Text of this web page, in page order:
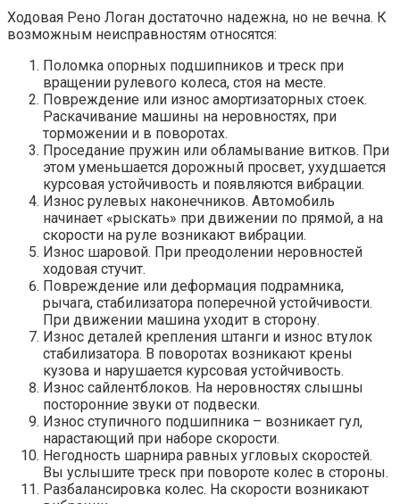
Ходовая Рено Логан достаточно надежна, но не вечна. К
возможным неисправностям относятся:
Поломка опорных подшипников и треск при
вращении рулевого колеса, стоя на месте.
Повреждение или износ амортизаторных стоек.
Раскачивание машины на неровностях, при
торможении и в поворотах.
Проседание пружин или обламывание витков. При
этом уменьшается дорожный просвет, ухудшается
курсовая устойчивость и появляются вибрации.
Износ рулевых наконечников. Автомобиль
начинает «рыскать» при движении по прямой, а на
скорости на руле возникают вибрации.
Износ шаровой. При преодолении неровностей
ходовая стучит.
Повреждение или деформация подрамника,
рычага, стабилизатора поперечной устойчивости.
При движении машина уходит в сторону.
Износ деталей крепления штанги и износ втулок
стабилизатора. В поворотах возникают крены
кузова и нарушается курсовая устойчивость.
Износ сайлентблоков. На неровностях слышны
посторонние звуки от подвески.
Износ ступичного подшипника – возникает гул,
нарастающий при наборе скорости.
Негодность шарнира равных угловых скоростей.
Вы услышите треск при повороте колес в стороны.
Разбалансировка колес. На скорости возникают